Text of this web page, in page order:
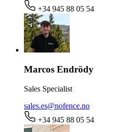
+34 945 88 05 54
Marcos Endrödy
Sales Specialist
sales.es@nofence.no
+34 945 88 05 54